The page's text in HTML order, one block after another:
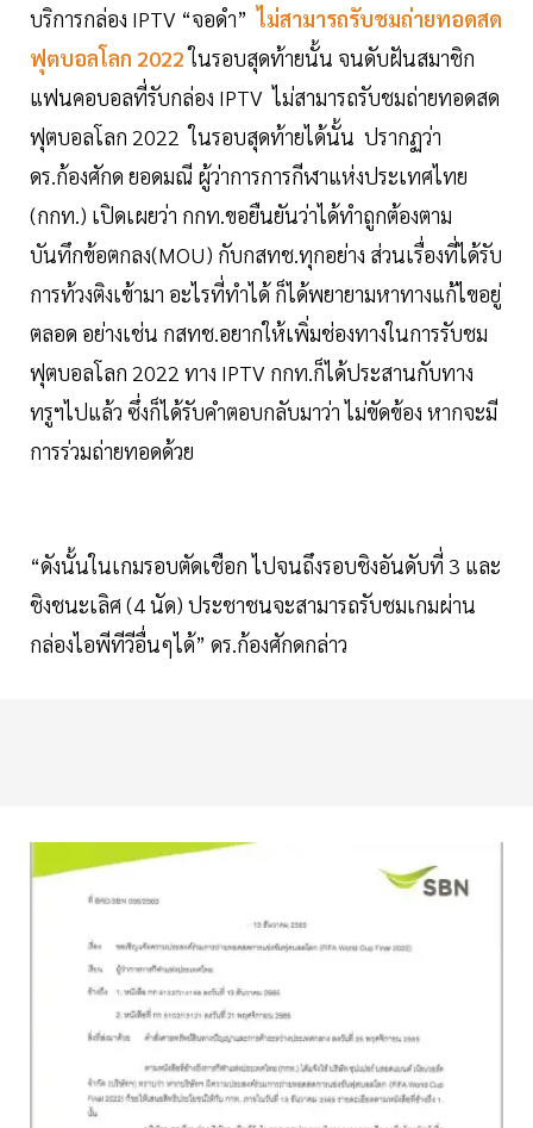
บริการกล่อง IPTV “จอดำ”ไม่สามารถรับชมถ่ายทอดสด
ฟุตบอลโลก 2022ในรอบสุดท้ายนั้น จนดับฝันสมาชิก
แฟนคอบอลที่รับกล่อง IPTV ไม่สามารถรับชมถ่ายทอดสด
ฟุตบอลโลก 2022 ในรอบสุดท้ายได้นั้น ปรากฏว่า
ดร.ก้องศักด ยอดมณี ผู้ว่าการการกีฬาแห่งประเทศไทย
(กกท.) เปิดเผยว่า กกท.ขอยืนยันว่าได้ทำถูกต้องตาม
บันทึกข้อตกลง(MOU) กับกสทช.ทุกอย่าง ส่วนเรื่องที่ได้รับ
การท้วงติงเข้ามา อะไรที่ทำได้ ก็ได้พยายามหาทางแก้ไขอยู่
ตลอด อย่างเช่น กสทช.อยากให้เพิ่มช่องทางในการรับชม
ฟุตบอลโลก 2022 ทาง IPTV กกท.ก็ได้ประสานกับทาง
ทรูฯไปแล้ว ซึ่งก็ได้รับคำตอบกลับมาว่า ไม่ขัดข้อง หากจะมี
การร่วมถ่ายทอดด้วย
“ดังนั้นในเกมรอบตัดเชือก ไปจนถึงรอบชิงอันดับที่ 3 และ
ชิงชนะเลิศ (4 นัด) ประชาชนจะสามารถรับชมเกมผ่าน
กล่องไอพีทีวีอื่นๆได้” ดร.ก้องศักดกล่าว